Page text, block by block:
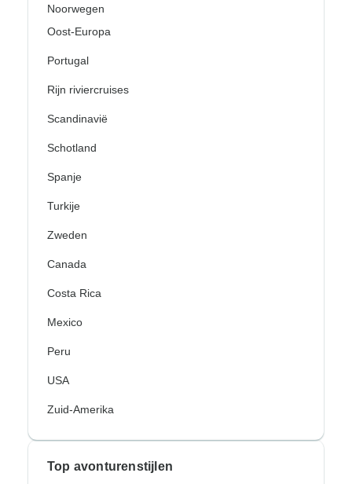
Noorwegen
Oost-Europa
Portugal
Rijn riviercruises
Scandinavië
Schotland
Spanje
Turkije
Zweden
Canada
Costa Rica
Mexico
Peru
USA
Zuid-Amerika
Top avonturenstijlen